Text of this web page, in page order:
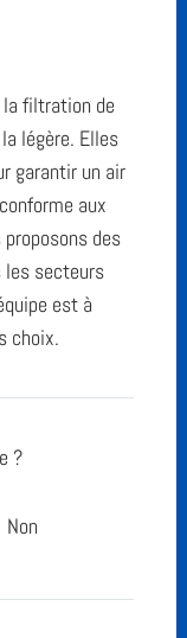
filtration de
légère. Elles
garantir un air
aux
proposons des
les secteurs
est à
choix.
?
Non